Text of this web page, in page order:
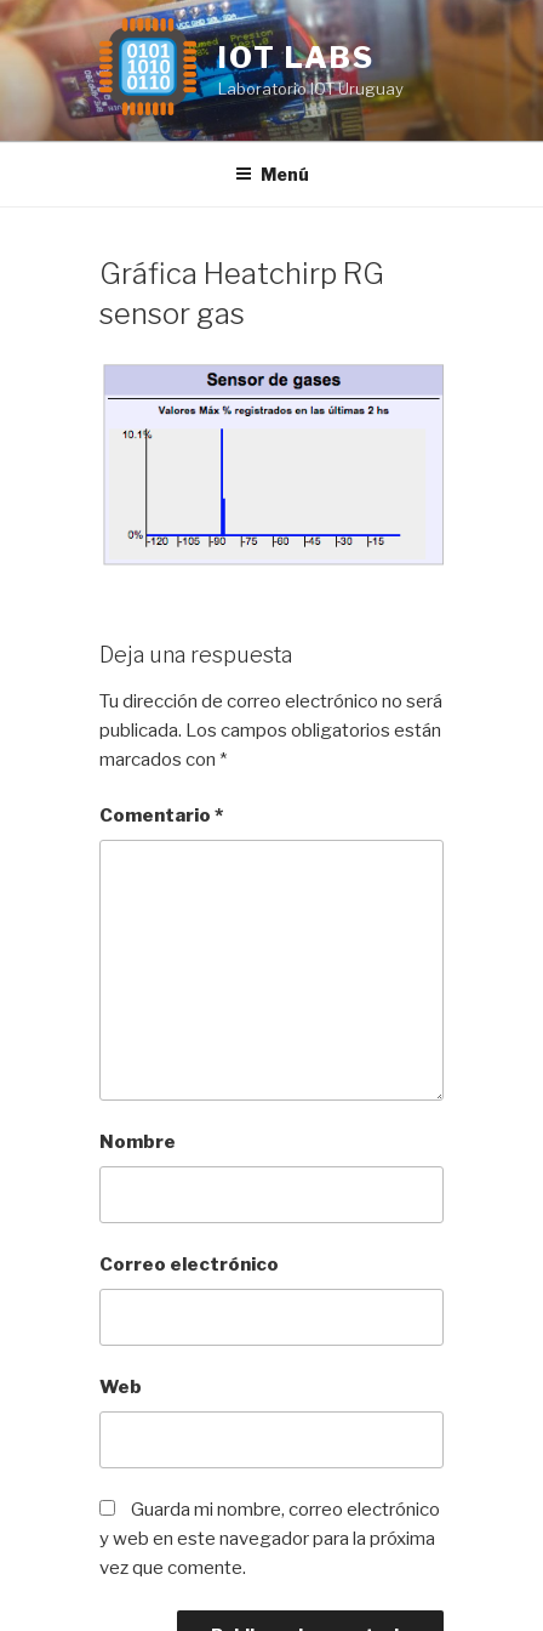
Saltar
al
contenido
IOT LABS
Laboratorio IOT Uruguay
Menú
Gráfica Heatchirp RG
sensor gas
Deja una respuesta
Tu dirección de correo electrónico no será
publicada. Los campos obligatorios están
marcados con *
Comentario*
Nombre
Correo electrónico
Web
Guarda mi nombre, correo electrónico
y web en este navegador para la próxima
vez que comente.